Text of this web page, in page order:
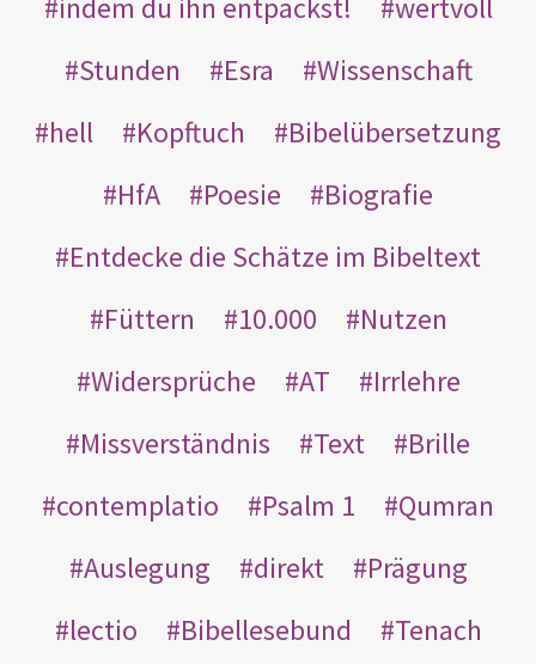
indem du ihn entpackst!
wertvoll
Stunden
Esra
Wissenschaft
hell
Kopftuch
Bibelübersetzung
HfA
Poesie
Biografie
Entdecke die Schätze im Bibeltext
Füttern
10.000
Nutzen
Widersprüche
AT
Irrlehre
Missverständnis
Text
Brille
contemplatio
Psalm 1
Qumran
Auslegung
direkt
Prägung
lectio
Bibellesebund
Tenach